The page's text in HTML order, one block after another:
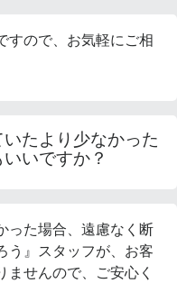
すので、お気軽にご相
たより少なかった
いですか？
った場合、遠慮なく断
う』スタッフが、お客
せんので、ご安心く